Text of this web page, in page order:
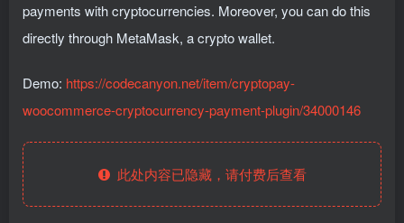
payments with cryptocurrencies. Moreover, you can do this
directly through MetaMask, a crypto wallet.
Demo: https://codecanyon.net/item/cryptopay-
woocommerce-cryptocurrency-payment-plugin/34000146
此处内容已隐藏，请付费后查看